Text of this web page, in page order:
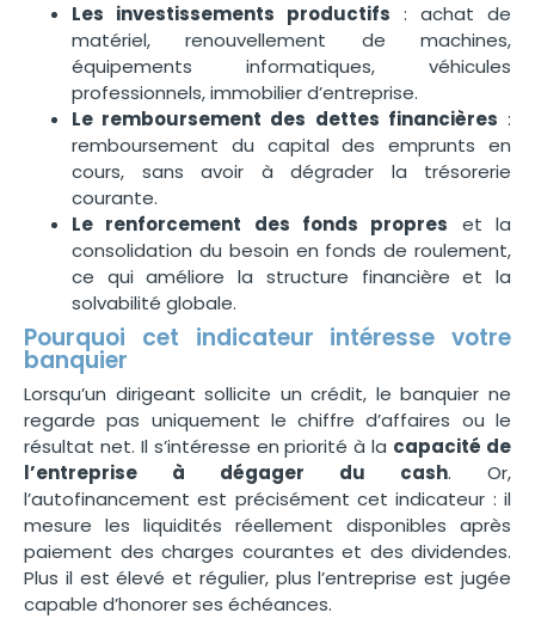
Les investissements productifs : achat de
matériel, renouvellement de machines,
équipements informatiques, véhicules
professionnels, immobilier d’entreprise.
Le remboursement des dettes financières :
remboursement du capital des emprunts en
cours, sans avoir à dégrader la trésorerie
courante.
Le renforcement des fonds propres et la
consolidation du besoin en fonds de roulement,
ce qui améliore la structure financière et la
solvabilité globale.
Pourquoi cet indicateur intéresse votre
banquier
Lorsqu’un dirigeant sollicite un crédit, le banquier ne
regarde pas uniquement le chiffre d’affaires ou le
résultat net. Il s’intéresse en priorité à la capacité de
l’entreprise à dégager du cash. Or,
l’autofinancement est précisément cet indicateur : il
mesure les liquidités réellement disponibles après
paiement des charges courantes et des dividendes.
Plus il est élevé et régulier, plus l’entreprise est jugée
capable d’honorer ses échéances.